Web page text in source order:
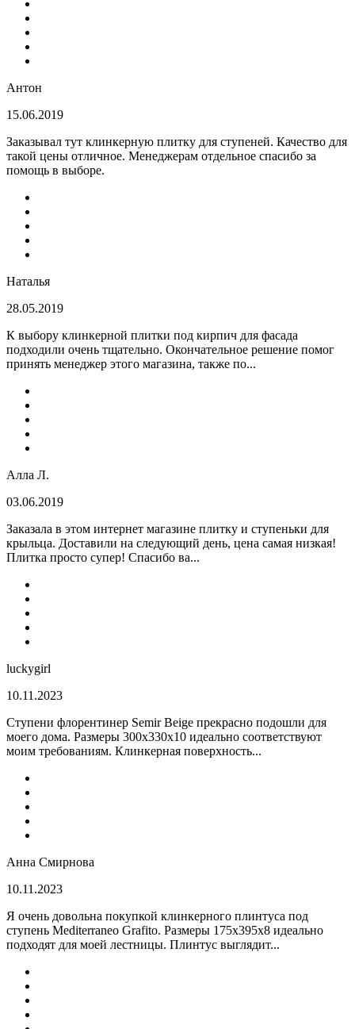
Антон
15.06.2019
Заказывал тут клинкерную плитку для ступеней. Качество для
такой цены отличное. Менеджерам отдельное спасибо за
помощь в выборе.
Наталья
28.05.2019
К выбору клинкерной плитки под кирпич для фасада
подходили очень тщательно. Окончательное решение помог
принять менеджер этого магазина, также по...
Алла Л.
03.06.2019
Заказала в этом интернет магазине плитку и ступеньки для
крыльца. Доставили на следующий день, цена самая низкая!
Плитка просто супер! Спасибо ва...
luckygirl
10.11.2023
Ступени флорентинер Semir Beige прекрасно подошли для
моего дома. Размеры 300х330х10 идеально соответствуют
моим требованиям. Клинкерная поверхность...
Анна Смирнова
10.11.2023
Я очень довольна покупкой клинкерного плинтуса под
ступень Mediterraneo Grafito. Размеры 175х395х8 идеально
подходят для моей лестницы. Плинтус выглядит...